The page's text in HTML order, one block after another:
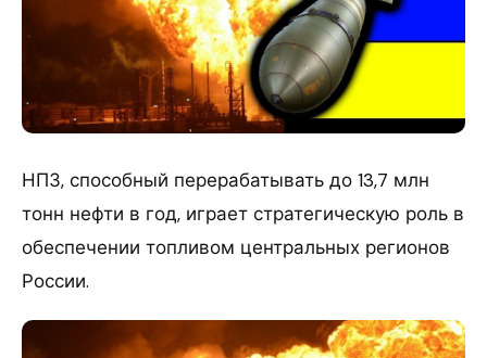
НПЗ, способный перерабатывать до 13,7 млн
тонн нефти в год, играет стратегическую роль в
обеспечении топливом центральных регионов
России.